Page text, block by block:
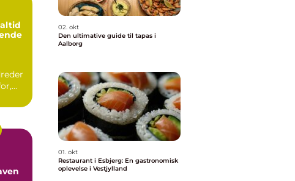
02. okt
Den ultimative guide til tapas i
Aalborg
01. okt
Restaurant i Esbjerg: En gastronomisk
oplevelse i Vestjylland